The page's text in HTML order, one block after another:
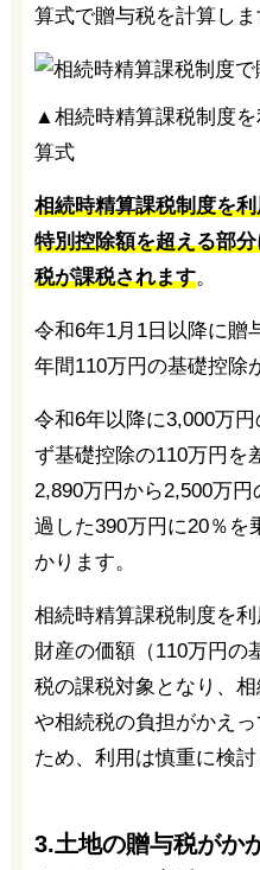
算式で贈与税を計算しま
▲相続時精算課税制度
算式
相続時精算課税制度を
特別控除額を超える部
税が課税されます。
令和6年1月1日以降に贈
年間110万円の基礎控除
令和6年以降に3,000万
ず基礎控除の110万円を
2,890万円から2,500万
過した390万円に20％を
かります。
相続時精算課税制度を
財産の価額（110万円の
税の課税対象となり、
や相続税の負担がかえ
ため、利用は慎重に検討
3.土地の贈与税がか